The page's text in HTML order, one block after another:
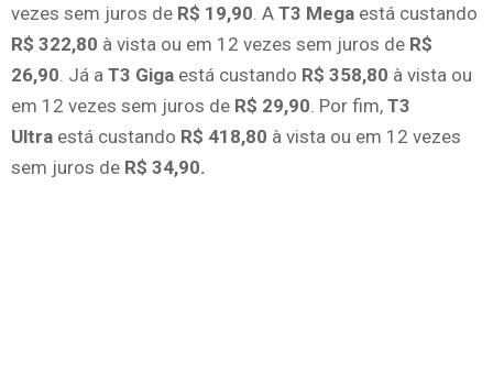
vezes sem juros de R$ 19,90 . A T3 Mega está custando
R$ 322,80 à vista ou em 12 vezes sem juros de R$
26,90 . Já a T3 Giga está custando R$ 358,80 à vista ou
em 12 vezes sem juros de R$ 29,90 . Por fim, T3
Ultra está custando R$ 418,80 à vista ou em 12 vezes
sem juros de R$ 34,90.